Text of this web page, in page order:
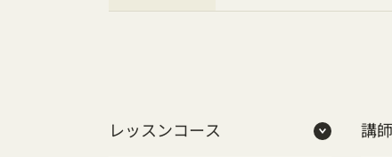
レッスンコース 講